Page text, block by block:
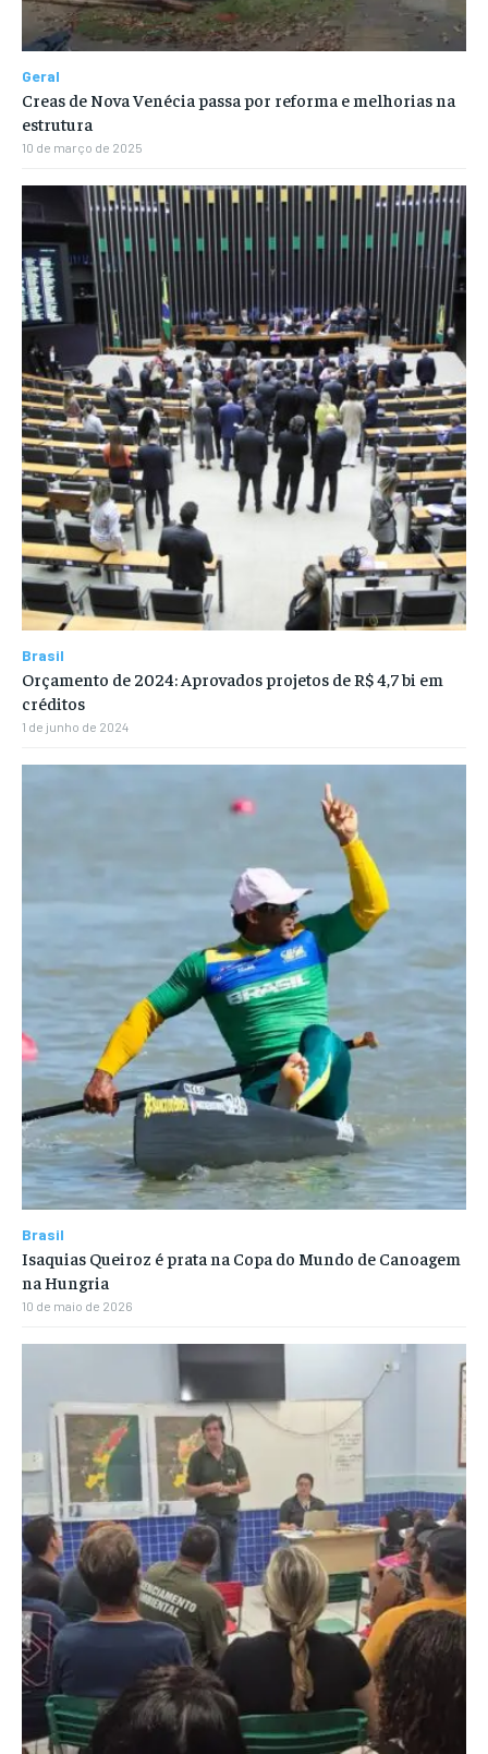
Geral
Creas de Nova Venécia passa por reforma e melhorias na
estrutura
10 de março de 2025
Brasil
Orçamento de 2024: Aprovados projetos de R$ 4,7 bi em
créditos
1 de junho de 2024
Brasil
Isaquias Queiroz é prata na Copa do Mundo de Canoagem
na Hungria
10 de maio de 2026